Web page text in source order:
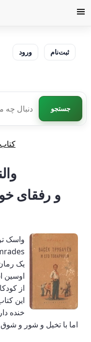
ورود ثبت‌نام
جستجو
واسک
یک
اوسین
از
این
خنده
اما با تخیل و شور و